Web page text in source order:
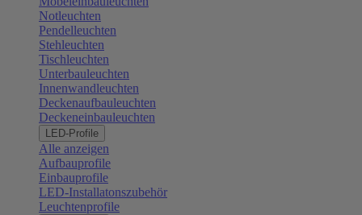
Notleuchten
Pendelleuchten
Stehleuchten
Tischleuchten
Unterbauleuchten
Innenwandleuchten
Deckenaufbauleuchten
Deckeneinbauleuchten
LED-Profile
Alle anzeigen
Aufbauprofile
Einbauprofile
LED-Installatonszubehör
Leuchtenprofile